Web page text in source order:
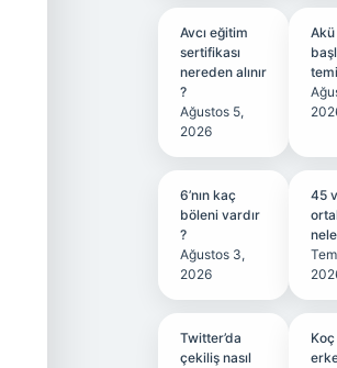
Avcı eğitim
sertifikası
nereden alınır
?
Ağustos 5,
2026
6’nın kaç
böleni vardır
?
Ağustos 3,
2026
45
Twitter’da
çekiliş nasıl